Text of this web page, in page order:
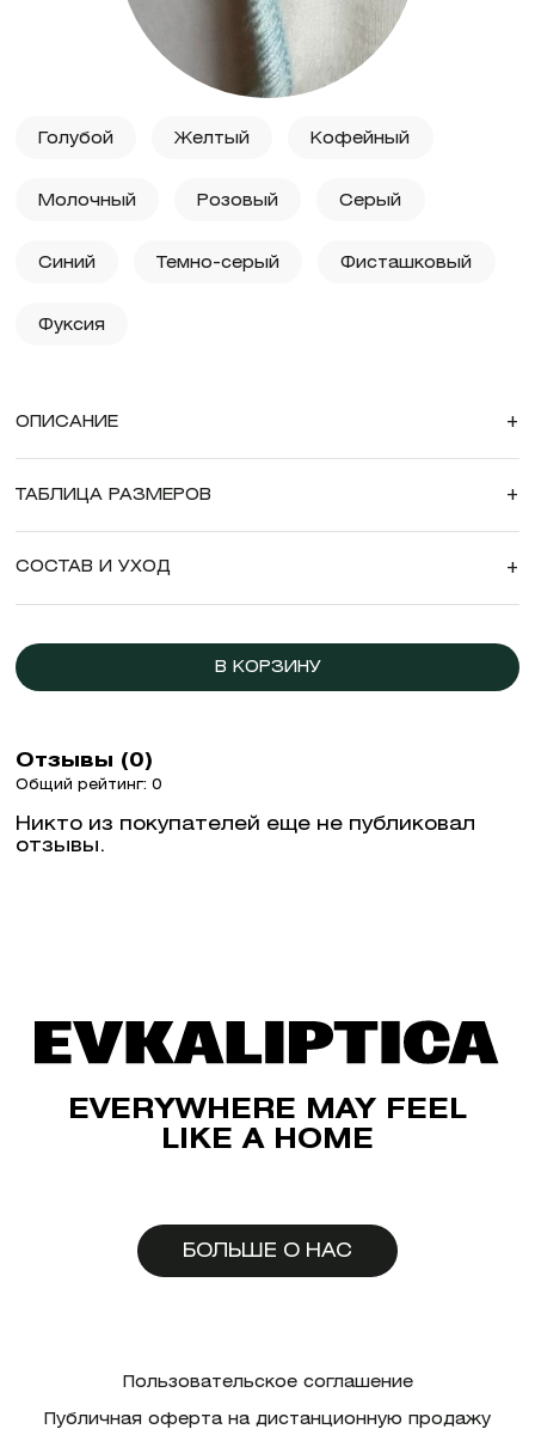
Голубой Желтый Кофейный
Молочный Розовый Серый
Синий Темно-серый Фисташковый
Фуксия
ОПИСАНИЕ +
ТАБЛИЦА РАЗМЕРОВ +
СОСТАВ И УХОД +
В КОРЗИНУ
Отзывы (0)
Общий рейтинг: 0
Никто из покупателей еще не публиковал
отзывы.
EVERYWHERE MAY FEEL
LIKE A HOME
БОЛЬШЕ О НАС
Пользовательское соглашение
Публичная оферта на дистанционную продажу